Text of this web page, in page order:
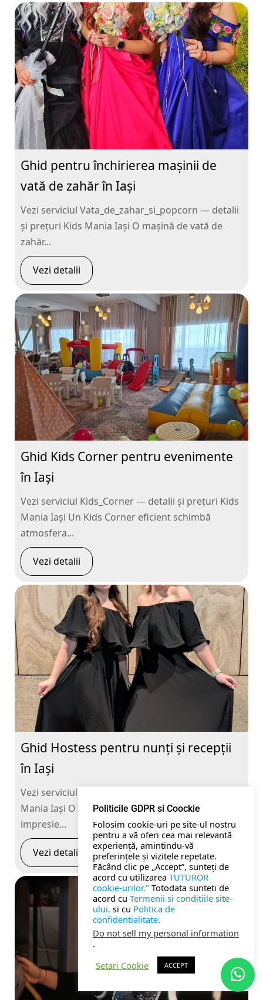
Ghid pentru închirierea mașinii de
vată de zahăr în Iași
Vezi serviciul Vata_de_zahar_si_popcorn — detalii
și prețuri Kids Mania Iași O mașină de vată de
zahăr...
Vezi detalii
Ghid Kids Corner pentru evenimente
în Iași
Vezi serviciul Kids_Corner — detalii și prețuri Kids
Mania Iași Un Kids Corner eficient schimbă
atmosfera...
Vezi detalii
Ghid Hostess pentru nunți și recepții
în Iași
Vezi serviciul Hostess — detalii și prețuri Kids
Mania Iași O hostess bine pregătită face prima
impresie...
Vezi detalii
Politicile GDPR si Coockie
Folosim cookie-uri pe site-ul nostru
pentru a vă oferi cea mai relevantă
experiență, amintindu-vă
preferințele și vizitele repetate.
Făcând clic pe „Accept”, sunteți de
acord cu utilizarea TUTUROR
cookie-urilor." Totodata sunteti de
acord cu Termenii si conditiile site-
ului. si cu Politica de
confidentialitate.
Do not sell my personal information
.
Setari Cookie
ACCEPT
Rezerva pe WhatsApp
Apasa pe o categorie ca sa vezi serviciile.
PETRECERI COPII
BOTEZ
NUNTA
BANCHETE
CORPORATE
TOATE SERVICIILE